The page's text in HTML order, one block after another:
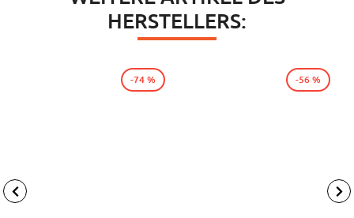
HERSTELLERS:
-74 % -56 %